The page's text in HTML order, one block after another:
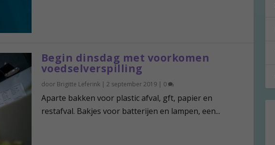
Begin dinsdag met voorkomen
voedselverspilling
door Brigitte Leferink| 2 september 2019| 0
Aparte bakken voor plastic afval, gft, papier en
restafval. Bakjes voor batterijen en lampen, een...